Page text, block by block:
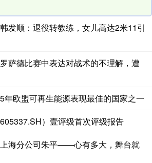
发顺：退役转教练，女儿高达2米11引
萨德比赛中表达对战术的不理解，遭
年欧盟可再生能源表现最佳的国家之一
）壹评级首次评级报告
海分公司朱平——心有多大，舞台就